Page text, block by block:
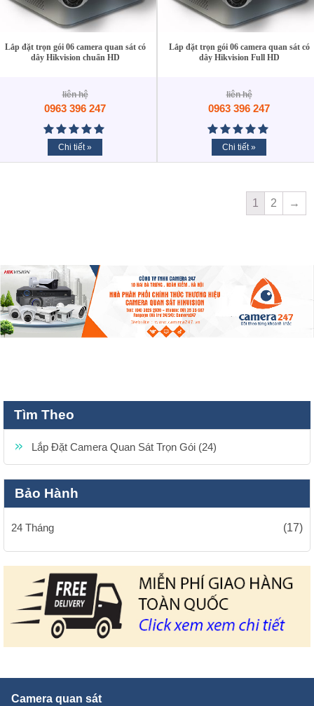
Lắp đặt trọn gói 06 camera quan sát có
dây Hikvision chuẩn HD
liên hệ
0963 396 247
Chi tiết »
Lắp đặt trọn gói 06 camera quan sát có
dây Hikvision Full HD
liên hệ
0963 396 247
Chi tiết »
1 2 →
Tìm Theo
Lắp Đặt Camera Quan Sát Trọn Gói (24)
Bảo Hành
24 Tháng (17)
Camera quan sát